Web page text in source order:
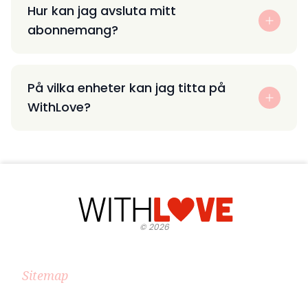
Hur kan jag avsluta mitt
abonnemang?
På vilka enheter kan jag titta på
WithLove?
©2026
Sitemap